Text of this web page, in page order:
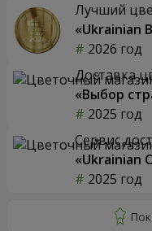
Лучший
«Ukrainian
2026 год
Доставка
«Выбор
2025 год
Сервис
«Ukrainian
2025 год